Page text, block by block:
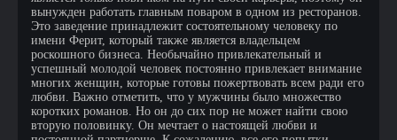
вынужден работать главным поваром в одном из ресторанов.
Это заведение принадлежит состоятельному человеку по
имени Ферит, который также является владельцем
роскошного бизнеса. Необычайно привлекательный и
успешный молодой человек постоянно привлекает внимание
многих женщин, которые готовы пожертвовать всем ради его
любви. Важно отметить, что у мужчины было множество
коротких романов. Но он до сих пор не может найти свою
вторую половинку. Он мечтает о настоящей любви и